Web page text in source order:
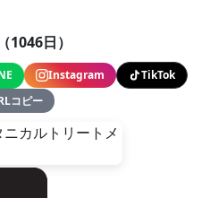
1046日）
Instagram
TikTok
コピー